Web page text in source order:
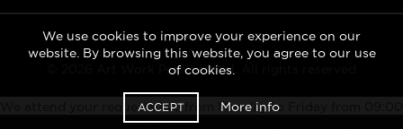
Art Work Professional
We attend your requests live from Monday to Friday from 09:00
We use cookies to improve your experience on our
website. By browsing this website, you agree to our use
of cookies.
ACCEPT More info